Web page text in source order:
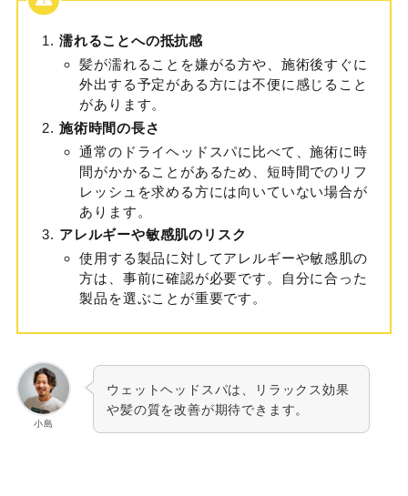
濡れることへの抵抗感
髪が濡れることを嫌がる方や、施術後すぐに
外出する予定がある方には不便に感じること
があります。
施術時間の長さ
通常のドライヘッドスパに比べて、施術に時
間がかかることがあるため、短時間でのリフ
レッシュを求める方には向いていない場合が
あります。
アレルギーや敏感肌のリスク
使用する製品に対してアレルギーや敏感肌の
方は、事前に確認が必要です。自分に合った
製品を選ぶことが重要です。
小島
ウェットヘッドスパは、リラックス効果
や髪の質を改善が期待できます。